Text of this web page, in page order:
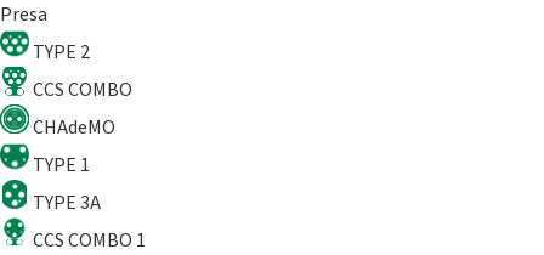
Presa
TYPE 2
CCS COMBO
CHAdeMO
TYPE 1
TYPE 3A
CCS COMBO 1